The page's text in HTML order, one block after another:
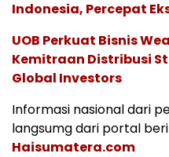
Indonesia, Percepat
UOB Perkuat Bisnis
Kemitraan Distribusi
Global Investors
Informasi nasional dari
langsumg dari portal
Haisumatera.com